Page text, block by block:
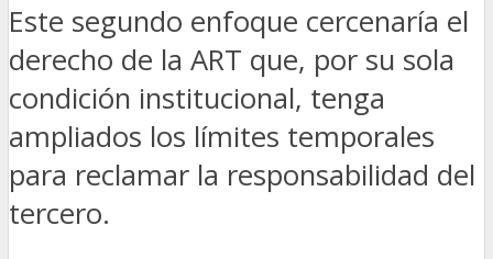
Este segundo enfoque cercenaría el
derecho de la ART que, por su sola
condición institucional, tenga
ampliados los límites temporales
para reclamar la responsabilidad del
tercero.